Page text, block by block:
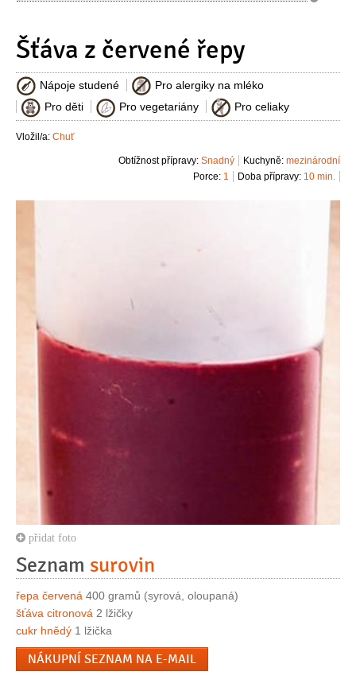
Šťáva z červené řepy
Nápoje studené
Pro alergiky na mléko
Pro děti
Pro vegetariány Pro celiaky
Vložil/a: Chuť
Kuchyně: mezinárodní
Obtížnost přípravy: Snadný
Doba přípravy: 10 min.
Porce: 1
přidat foto
Seznam surovin
řepa červená 400 gramů (syrová, oloupaná)
šťáva citronová 2 lžičky
cukr hnědý 1 lžička
NÁKUPNÍ SEZNAM NA E-MAIL